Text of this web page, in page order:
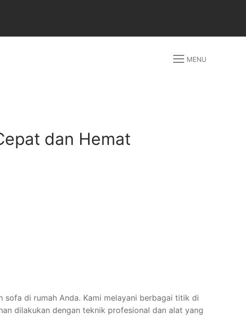
MENU
dan Hemat
di rumah Anda. Kami melayani berbagai titik di
dilakukan dengan teknik profesional dan alat yang